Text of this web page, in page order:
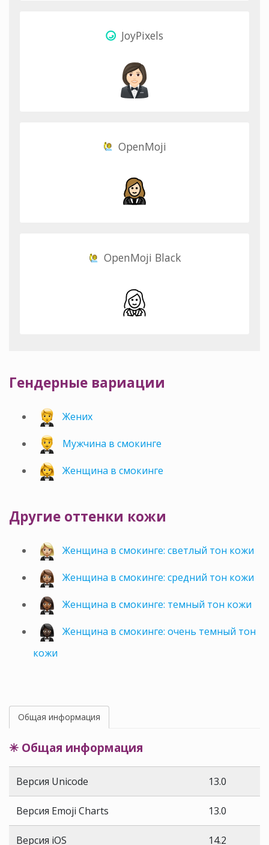
JoyPixels
OpenMoji
OpenMoji Black
Гендерные вариации
Жених
Мужчина в смокинге
Женщина в смокинге
Другие оттенки кожи
Женщина в смокинге: светлый тон кожи
Женщина в смокинге: средний тон кожи
Женщина в смокинге: темный тон кожи
Женщина в смокинге: очень темный тон
кожи
Общая информация
✳ Общая информация
Версия Unicode 13.0
Версия Emoji Charts 13.0
Версия iOS 14.2